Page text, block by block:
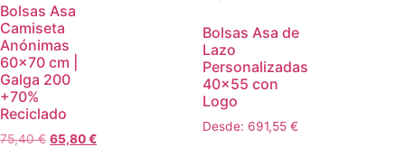
Bolsas Asa
Camiseta
Anónimas
60×70 cm |
Galga 200
+70%
Reciclado
75,40€ 65,80€
Bolsas Asa de
Lazo
Personalizadas
40×55 con
Logo
Desde: 691,55 €